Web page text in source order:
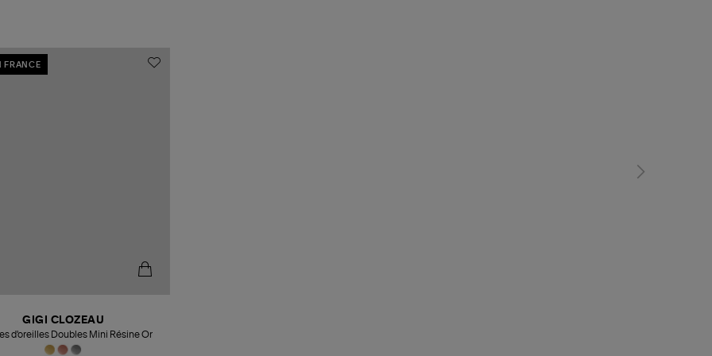
FRANCE
GIGI CLOZEAU
d'oreilles Doubles Mini Résine Or